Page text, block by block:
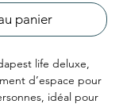
panier
life deluxe,
d’espace pour
idéal pour